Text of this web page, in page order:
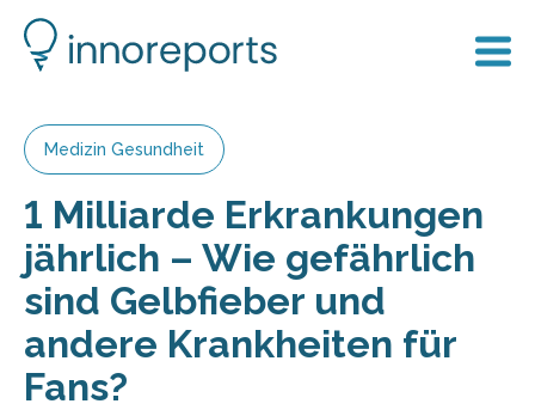
Medizin Gesundheit
1 Milliarde Erkrankungen
jährlich – Wie gefährlich
sind Gelbfieber und
andere Krankheiten für
Fans?